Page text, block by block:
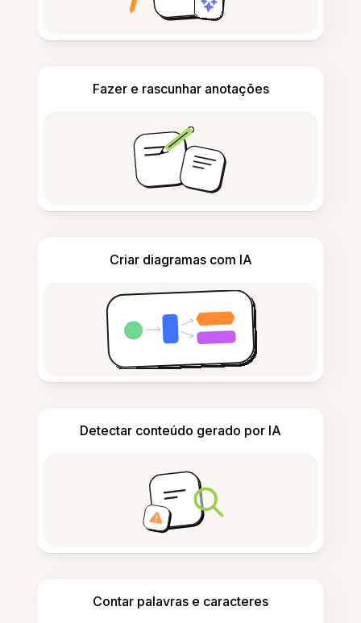
Fazer e rascunhar anotações
Criar diagramas com IA
Detectar conteúdo gerado por IA
Contar palavras e caracteres